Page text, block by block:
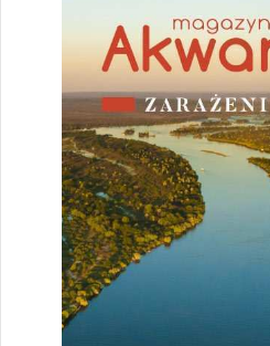
rozrodzie
jest tzw.diapauza,
(zawieszenie) w
U gatunków
zazwyczaj krótko
nawet do dwóch
stanowi część
rozrodczej,